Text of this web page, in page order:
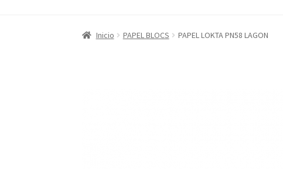
Inicio CarritoFinalizar compra Inicio Mi cuenta
Inicio PAPEL BLOCS PAPEL LOKTA PN58 LAGON